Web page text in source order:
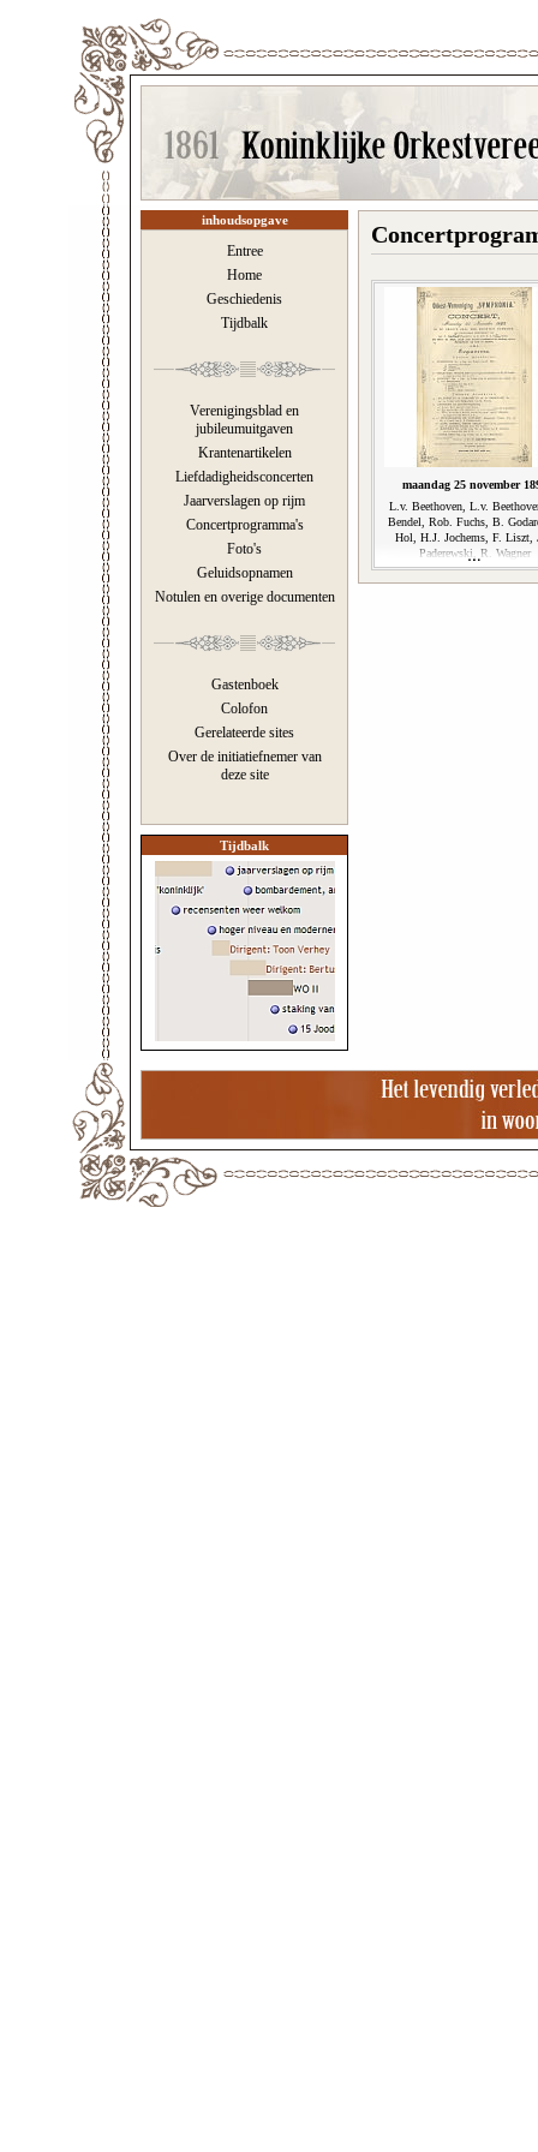
inhoudsopgave
Entree
Home
Geschiedenis
Tijdbalk
Verenigingsblad en
jubileumuitgaven
Krantenartikelen
Liefdadigheidsconcerten
Jaarverslagen op rijm
Concertprogramma's
Foto's
Geluidsopnamen
Notulen en overige documenten
Gastenboek
Colofon
Gerelateerde sites
Over de initiatiefnemer van
deze site
Tijdbalk
maandag 25 november
L.v. Beethoven, L.v.
Bendel, Rob. Fuchs, B.
Hol, H.J. Jochems, F. Liszt,
Paderewski, R. Wagner